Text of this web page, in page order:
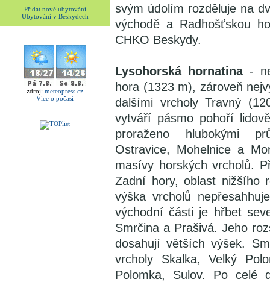
Přidat nové ubytování
Ubytování v Beskydech
zdroj: meteopress.cz
Více o počasí
svým údolím rozděluje na
východě a Radhošťskou
CHKO Beskydy.
Lysohorská hornatina-
hora (1323 m), zároveň
dalšími vrcholy Travný
vytváří pásmo pohoří
proraženo hlubokými
Ostravice, Mohelnice a
masívy horských vrcholů.
Zadní hory, oblast nižšího
výška vrcholů
východní části je hřbet
Smrčina a Prašivá. Jeho
dosahují větších výšek.
vrcholy Skalka, Velký
Polomka, Sulov. Po celé